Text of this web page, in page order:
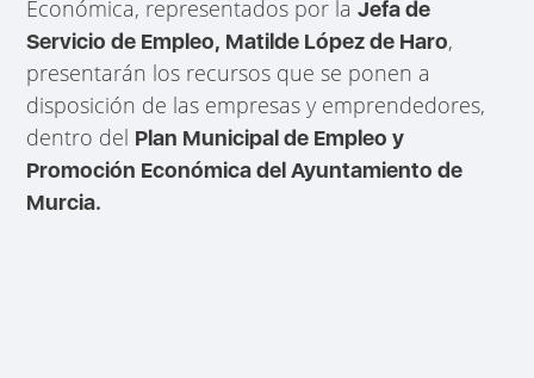
Económica, representados por laJefa de
Servicio de Empleo, Matilde López de Haro,
presentarán los recursos que se ponen a
disposición de las empresas y emprendedores,
dentro del Plan Municipal de Empleo y
Promoción Económica del Ayuntamiento de
Murcia.